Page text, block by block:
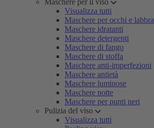
Maschere per il viso
Visualizza tutti
Maschere per occhi e labbra
Maschere idratanti
Maschere detergenti
Maschere di fango
Maschere di stoffa
Maschere anti-imperfezioni
Maschere antietà
Maschere luminose
Maschere notte
Maschere per punti neri
Pulizia del viso
Visualizza tutti